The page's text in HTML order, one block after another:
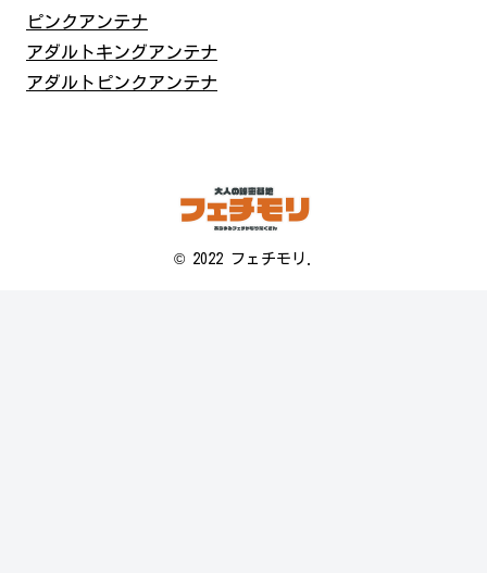
ピンクアンテナ
アダルトキングアンテナ
アダルトピンクアンテナ
© 2022 フェチモリ.